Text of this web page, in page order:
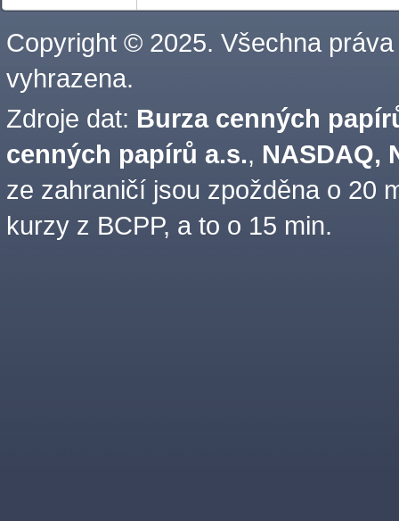
Copyright © 2025. Všechna práva
vyhrazena.
Zdroje dat: Burza cenných
cenných papírů a.s., NASDAQ,
ze zahraničí jsou zpožděna o 20
kurzy z BCPP, a to o 15 min.